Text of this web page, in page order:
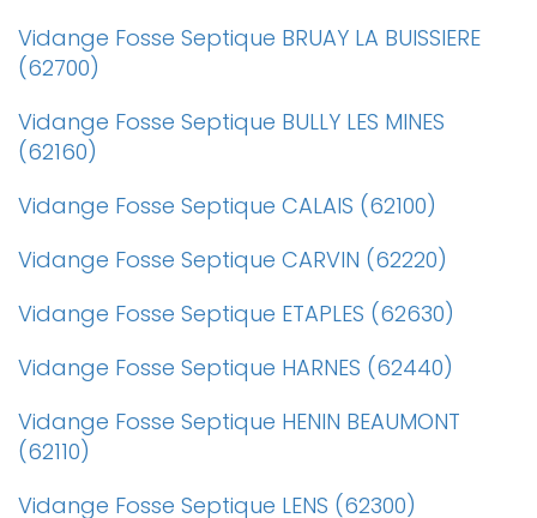
Vidange Fosse Septique BRUAY LA BUISSIERE
(62700)
Vidange Fosse Septique BULLY LES MINES
(62160)
Vidange Fosse Septique CALAIS (62100)
Vidange Fosse Septique CARVIN (62220)
Vidange Fosse Septique ETAPLES (62630)
Vidange Fosse Septique HARNES (62440)
Vidange Fosse Septique HENIN BEAUMONT
(62110)
Vidange Fosse Septique LENS (62300)